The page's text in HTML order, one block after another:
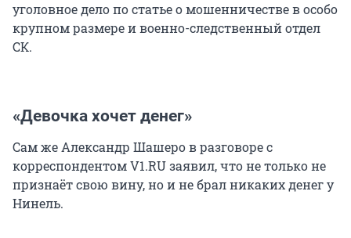
уголовное дело по статье о мошенничестве в особо
крупном размере и военно-следственный отдел
СК.
«Девочка хочет денег»
Сам же Александр Шашеро в разговоре с
корреспондентом V1.RU заявил, что не только не
признаёт свою вину, но и не брал никаких денег у
Нинель.